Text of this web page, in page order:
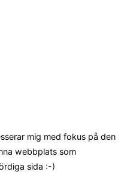
mig med fokus på den
webbplats som
sida :-)